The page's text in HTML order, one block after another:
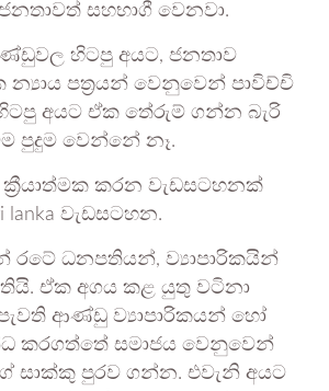
සහභාගී වෙනවා.
හිටපු අයට, ජනතාව
පත්‍රයන් වෙනුවෙන් පාවිච්චි
අයට ඒක තේරුම් ගන්න බැරි
පුදුම වෙන්නේ නෑ.
ක්‍රීයාත්මක කරන වැඩසටහනක්
lanka වැඩසටහන.
රටේ ධනපතියන්, ව්‍යාපාරිකයින්
ඒක අගය කළ යුතු වටිනා
ආණ්ඩු ව්‍යාපාරිකයන් හෝ
කරගත්තේ සමාජය වෙනුවෙන්
සාක්කු පුරව ගන්න. එවැනි අයට